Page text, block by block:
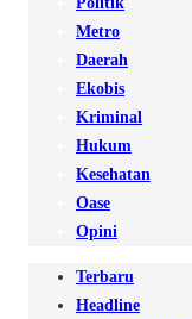
Metro
Daerah
Ekobis
Kriminal
Hukum
Kesehatan
Oase
Opini
Terbaru
Headline